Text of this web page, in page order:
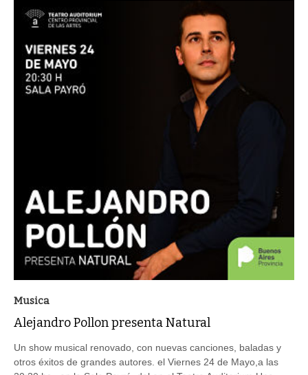
Musica
Alejandro Pollon presenta Natural
Un show musical renovado, con nuevas canciones, baladas y
otros éxitos de grandes autores. el Viernes 24 de Mayo,a las